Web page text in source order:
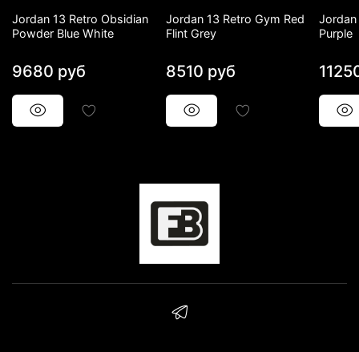
Jordan 13 Retro Obsidian
Powder Blue White
9680 руб
Jordan 13 Retro Gym Red
Flint Grey
8510 руб
Jordan
Purple